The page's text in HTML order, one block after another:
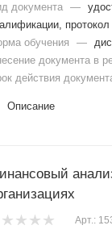
документа —
протокол
обучения
—
документа в
действия
Описание
Арт.: